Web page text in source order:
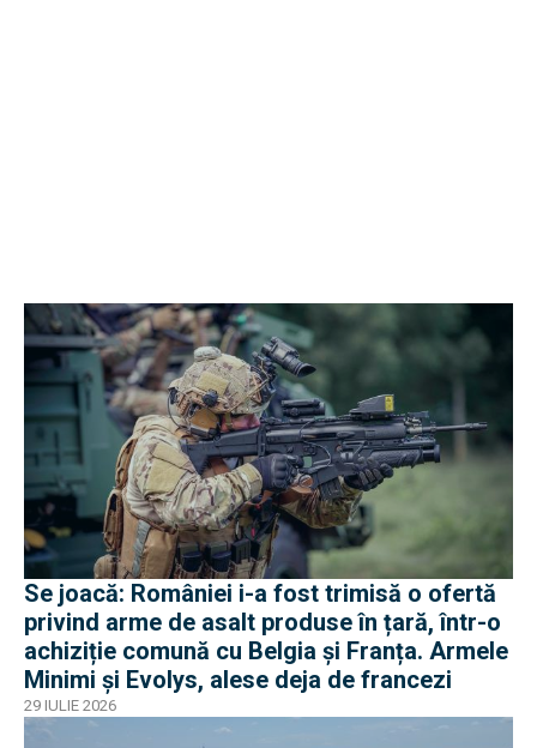
Se joacă: României i-a fost trimisă o ofertă
privind arme de asalt produse în țară, într-o
achiziție comună cu Belgia și Franța. Armele
Minimi și Evolys, alese deja de francezi
29 IULIE 2026